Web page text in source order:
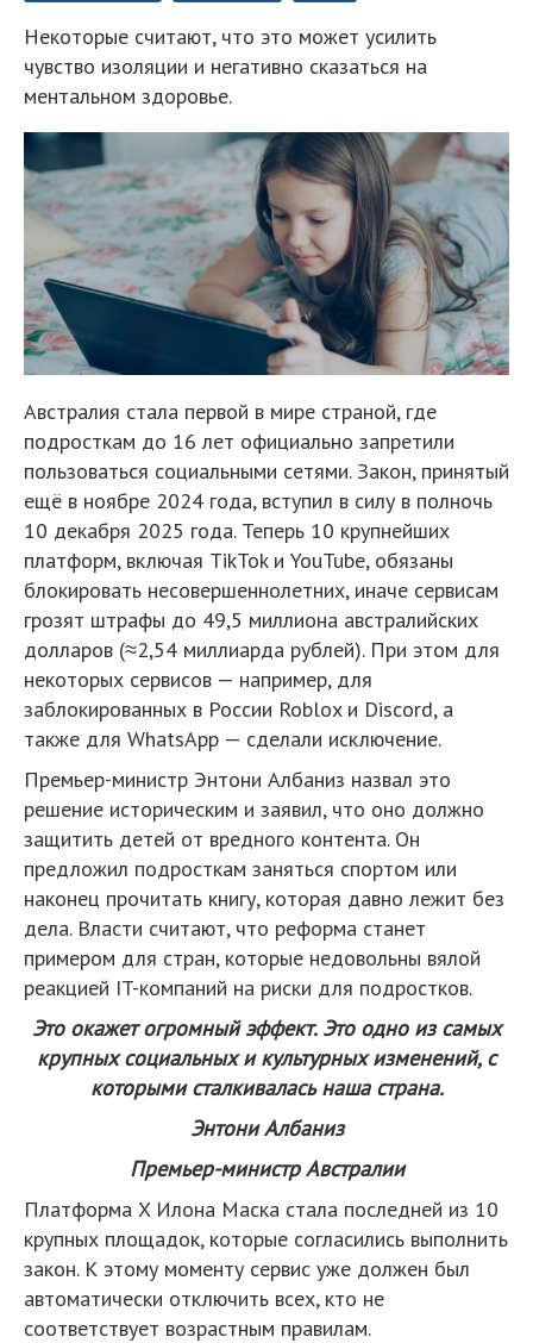
Некоторые считают, что это может усилить
чувство изоляции и негативно сказаться на
ментальном здоровье.
Австралия стала первой в мире страной, где
подросткам до 16 лет официально запретили
пользоваться социальными сетями. Закон, принятый
ещё в ноябре 2024 года, вступил в силу в полночь
10 декабря 2025 года. Теперь 10 крупнейших
платформ, включая TikTok и YouTube, обязаны
блокировать несовершеннолетних, иначе сервисам
грозят штрафы до 49,5 миллиона австралийских
долларов (≈2,54 миллиарда рублей). При этом для
некоторых сервисов — например, для
заблокированных в России Roblox и Discord, а
также для WhatsApp — сделали исключение.
Премьер-министр Энтони Албаниз назвал это
решение историческим и заявил, что оно должно
защитить детей от вредного контента. Он
предложил подросткам заняться спортом или
наконец прочитать книгу, которая давно лежит без
дела. Власти считают, что реформа станет
примером для стран, которые недовольны вялой
реакцией IT-компаний на риски для подростков.
Это окажет огромный эффект. Это одно из самых
крупных социальных и культурных изменений, с
которыми сталкивалась наша страна.
Энтони Албаниз
Премьер-министр Австралии
Платформа X Илона Маска стала последней из 10
крупных площадок, которые согласились выполнить
закон. К этому моменту сервис уже должен был
автоматически отключить всех, кто не
соответствует возрастным правилам.